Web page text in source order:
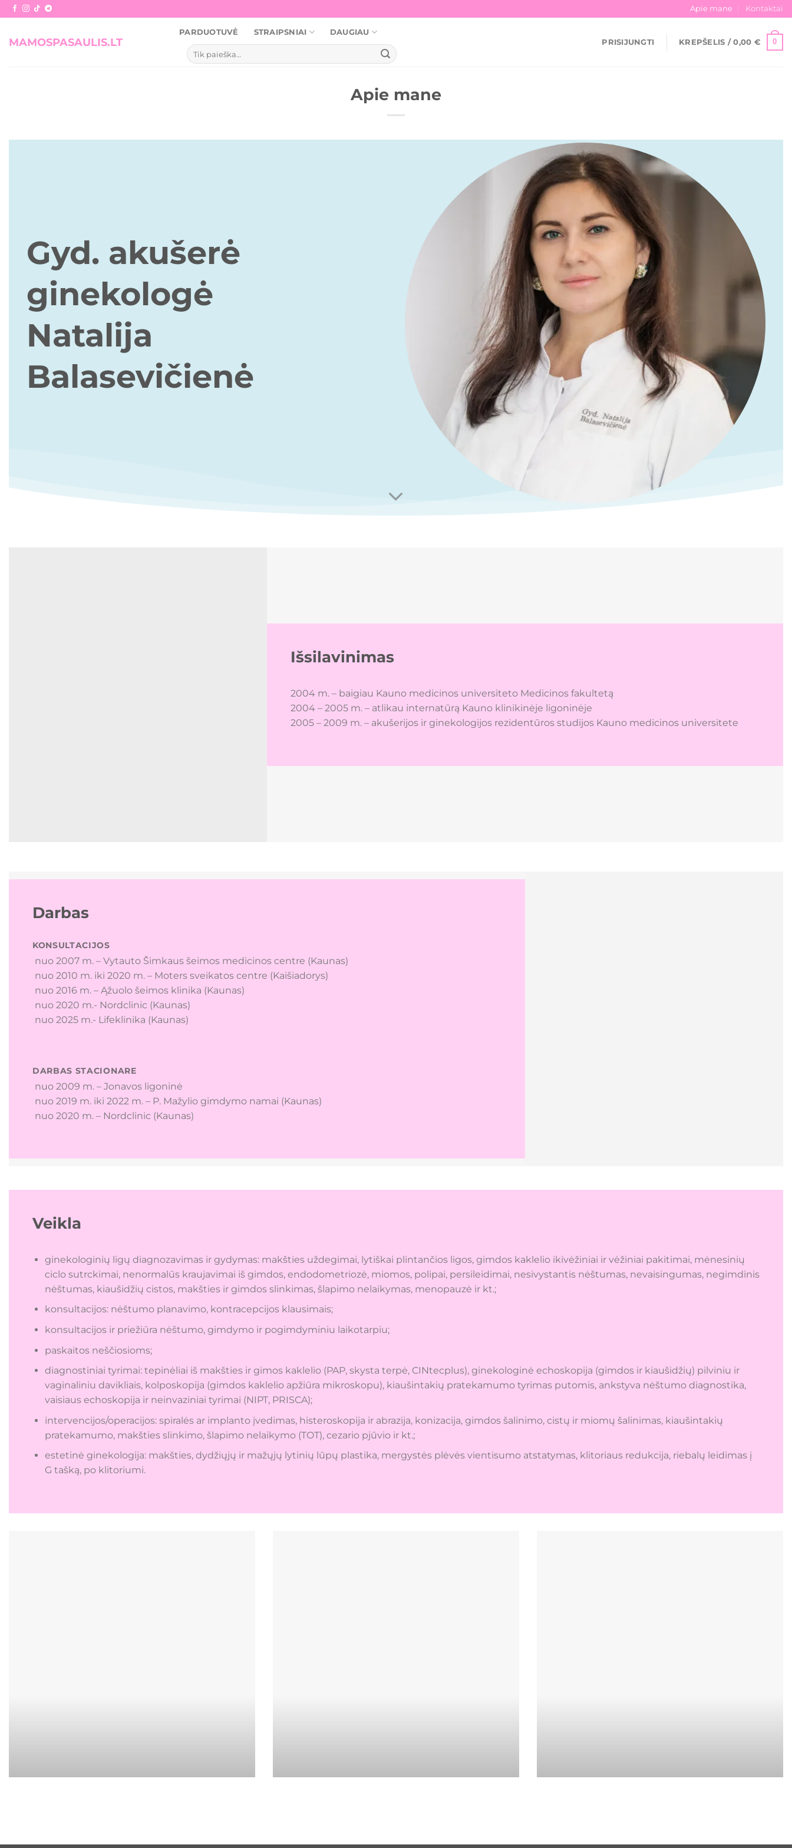
Skip
to
content
Apie mane Kontaktai
MAMOSPASAULIS.LT
PARDUOTUVĖ STRAIPSNIAI
DAUGIAU
Ieškoti:
PRISIJUNGTI KREPŠELIS /0,00 € 0
Apie mane
Gyd. akušerė
ginekologė
Natalija
Balasevičienė
Išsilavinimas
2004 m. – baigiau Kauno medicinos universiteto Medicinos fakultetą
2004 – 2005 m. – atlikau internatūrą Kauno klinikinėje ligoninėje
2005 – 2009 m. – akušerijos ir ginekologijos rezidentūros studijos Kauno medicinos universitete
Darbas
KONSULTACIJOS
nuo 2007 m. – Vytauto Šimkaus šeimos medicinos centre (Kaunas)
nuo 2010 m. iki 2020 m. – Moters sveikatos centre (Kaišiadorys)
nuo 2016 m. – Ąžuolo šeimos klinika (Kaunas)
nuo 2020 m.- Nordclinic (Kaunas)
nuo 2025 m.- Lifeklinika (Kaunas)
DARBAS STACIONARE
nuo 2009 m. – Jonavos ligoninė
nuo 2019 m. iki 2022 m. – P. Mažylio gimdymo namai (Kaunas)
nuo 2020 m. – Nordclinic (Kaunas)
Veikla
ginekologinių ligų diagnozavimas ir gydymas: makšties uždegimai, lytiškai plintančios ligos, gimdos kaklelio ikivėžiniai ir vėžiniai pakitimai, mėnesinių
ciclo sutrckimai, nenormalūs kraujavimai iš gimdos, endodometriozė, miomos, polipai, persileidimai, nesivystantis nėštumas, nevaisingumas, negimdinis
nėštumas, kiaušidžių cistos, makšties ir gimdos slinkimas, šlapimo nelaikymas, menopauzė ir kt.;
konsultacijos: nėštumo planavimo, kontracepcijos klausimais;
konsultacijos ir priežiūra nėštumo, gimdymo ir pogimdyminiu laikotarpiu;
paskaitos neščiosioms;
diagnostiniai tyrimai: tepinėliai iš makšties ir gimos kaklelio (PAP, skysta terpė, CINtecplus), ginekologinė echoskopija (gimdos ir kiaušidžių) pilviniu ir
vaginaliniu davikliais, kolposkopija (gimdos kaklelio apžiūra mikroskopu), kiaušintakių pratekamumo tyrimas putomis, ankstyva nėštumo diagnostika,
vaisiaus echoskopija ir neinvaziniai tyrimai (NIPT, PRISCA);
intervencijos/operacijos: spiralės ar implanto įvedimas, histeroskopija ir abrazija, konizacija, gimdos šalinimo, cistų ir miomų šalinimas, kiaušintakių
pratekamumo, makšties slinkimo, šlapimo nelaikymo (TOT), cezario pjūvio ir kt.;
estetinė ginekologija: makšties, dydžiųjų ir mažųjų lytinių lūpų plastika, mergystės plėvės vientisumo atstatymas, klitoriaus redukcija, riebalų leidimas į
G tašką, po klitoriumi.